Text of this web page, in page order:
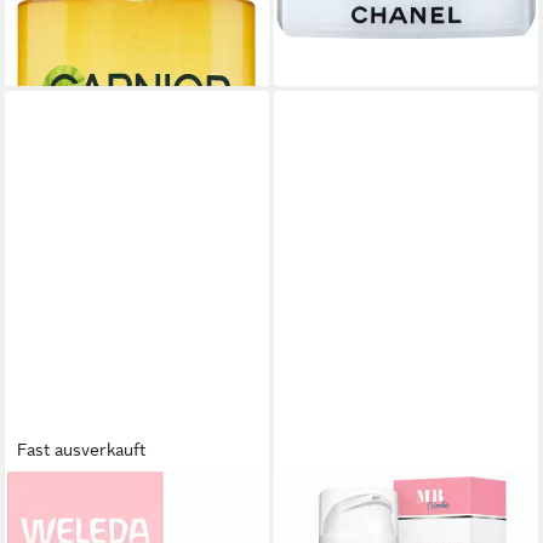
(1.410,00 €/ 1 l)
lieferbar - in 1-2 Werktagen bei dir
Fast ausverkauft
Feuchtigkeitscreme SENSITIV
MEDICAL BEAUTY COSMETICS
Tagescreme Ceramide Creme